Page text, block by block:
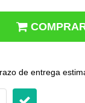
de entrega